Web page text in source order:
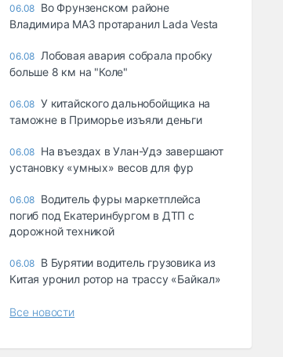
06.08 Во Фрунзенском районе
Владимира МАЗ протаранил Lada Vesta
06.08 Лобовая авария собрала пробку
больше 8 км на "Коле"
06.08 У китайского дальнобойщика на
таможне в Приморье изъяли деньги
06.08 Ha въeздax в Улaн-Удэ зaвepшaют
ycтaнoвкy «yмныx» вecoв для фyp
06.08 Водитель фуры маркетплейса
погиб под Екатеринбургом в ДТП с
дорожной техникой
06.08 В Бурятии водитель грузовика из
Китая уронил ротор на трассу «Байкал»
Все новости